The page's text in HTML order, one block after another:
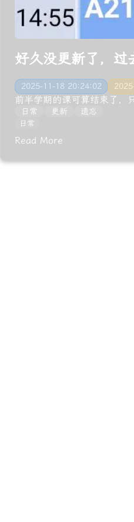
好久没更新了，过
2025-11-18 20:24:02
前半学期的课可算结束了，
日常 更新 遗忘
日常
Read More